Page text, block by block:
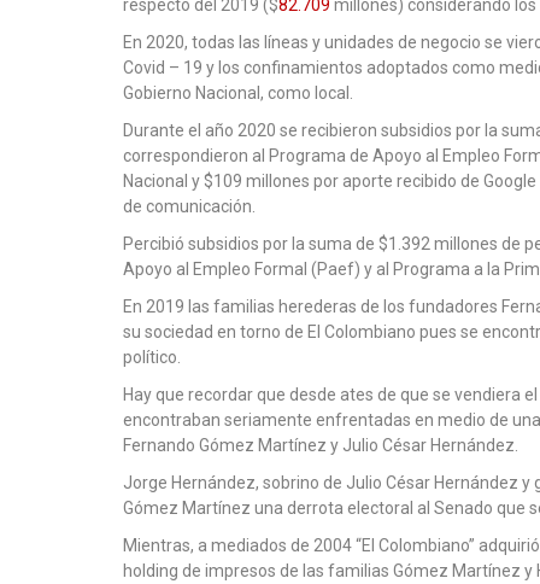
respecto del 2019 ($82.709 millones) considerando
En 2020, todas las líneas y unidades de negocio se
Covid – 19 y los confinamientos adoptados como
Gobierno Nacional, como local.
Durante el año 2020 se recibieron subsidios por la
correspondieron al Programa de Apoyo al Empleo
Nacional y $109 millones por aporte recibido de
de comunicación.
Percibió subsidios por la suma de $1.392 millones de
Apoyo al Empleo Formal (Paef) y al Programa a la
En 2019 las familias herederas de los fundadores
su sociedad en torno de El Colombiano pues se
político.
Hay que recordar que desde ates de que se vendiera
encontraban seriamente enfrentadas en medio de
Fernando Gómez Martínez y Julio César Hernández.
Jorge Hernández, sobrino de Julio César Hernández y
Gómez Martínez una derrota electoral al Senado que
Mientras, a mediados de 2004 “El Colombiano”
holding de impresos de las familias Gómez Martínez